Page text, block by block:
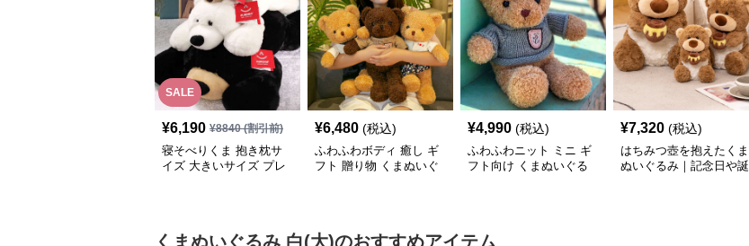
SALE
¥6,190 ¥8840(割引前)
寝そべりくま 抱き枕サ
イズ 大きいサイズ プレ
¥6,480 (税込)
ふわふわボディ 癒し ギ
フト 贈り物 くまぬいぐ
¥4,990 (税込)
ふわふわニット ミニ ギ
フト向け くまぬいぐる
¥7,320 (税込)
はちみつ壺を抱えたくま
ぬいぐるみ｜記念日や誕
くまぬいぐるみ 白(大)のおすすめアイテム